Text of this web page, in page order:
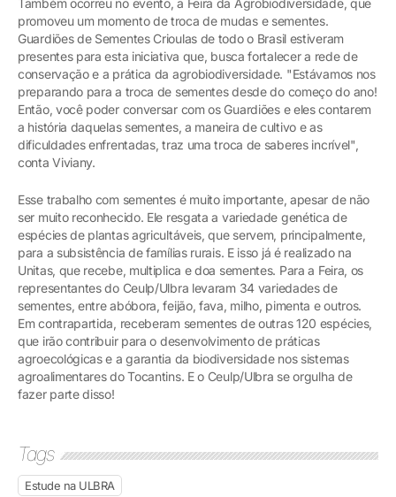
promoveu um momento de troca de mudas e sementes.
Guardiões de Sementes Crioulas de todo o Brasil estiveram
presentes para esta iniciativa que, busca fortalecer a rede de
conservação e a prática da agrobiodiversidade. "Estávamos nos
preparando para a troca de sementes desde do começo do ano!
Então, você poder conversar com os Guardiões e eles contarem
a história daquelas sementes, a maneira de cultivo e as
dificuldades enfrentadas, traz uma troca de saberes incrível",
conta Viviany.
Esse trabalho com sementes é muito importante, apesar de não
ser muito reconhecido. Ele resgata a variedade genética de
espécies de plantas agricultáveis, que servem, principalmente,
para a subsistência de famílias rurais. E isso já é realizado na
Unitas, que recebe, multiplica e doa sementes. Para a Feira, os
representantes do Ceulp/Ulbra levaram 34 variedades de
sementes, entre abóbora, feijão, fava, milho, pimenta e outros.
Em contrapartida, receberam sementes de outras 120 espécies,
que irão contribuir para o desenvolvimento de práticas
agroecológicas e a garantia da biodiversidade nos sistemas
agroalimentares do Tocantins. E o Ceulp/Ulbra se orgulha de
fazer parte disso!
Tags
Estude na ULBRA